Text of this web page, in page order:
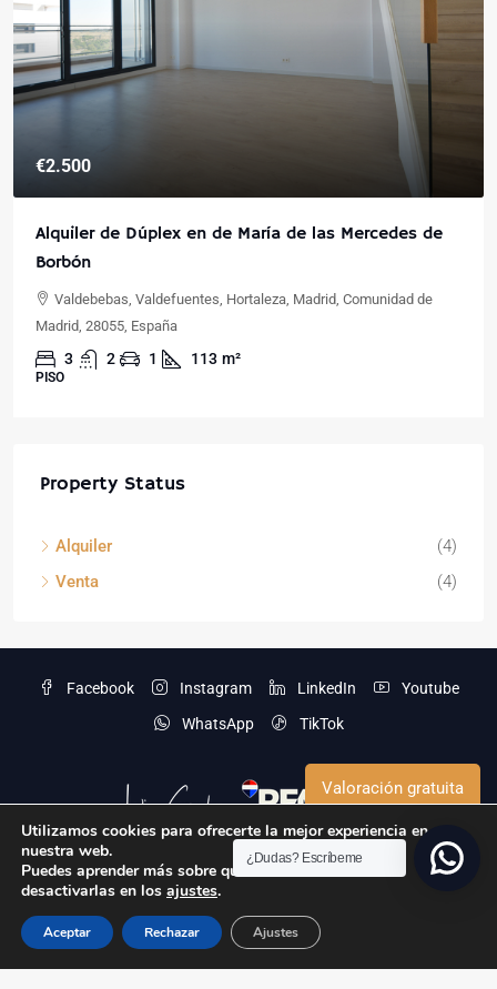
€2.500
Alquiler de Dúplex en de María de las Mercedes de
Borbón
Valdebebas, Valdefuentes, Hortaleza, Madrid, Comunidad de
Madrid, 28055, España
3 2 1 113 m²
PISO
Property Status
Alquiler
(4)
Venta
(4)
Facebook Instagram LinkedIn
Youtube
WhatsApp
TikTok
Aviso legal Política de privacidad
¿Dudas? Escríbeme
Valoración gratuita
Utilizamos cookies para ofrecerte la mejor experiencia en
nuestra web.
Puedes aprender más sobre qué cookies utilizamos o
desactivarlas en los ajustes.
Aceptar Rechazar Ajustes